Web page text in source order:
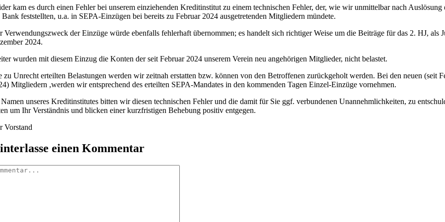
kam es durch einen Fehler bei unserem einziehenden Kreditinstitut zu einem technischen Fehler, der, wie wir unmittelbar nach Auslösung
Bank feststellten, u.a. in SEPA-Einzügen bei bereits zu Februar 2024 ausgetretenden Mitgliedern mündete.
Verwendungszweck der Einzüge würde ebenfalls fehlerhaft übernommen; es handelt sich richtiger Weise um die Beiträge für das 2. HJ, als
2024.
wurden mit diesem Einzug die Konten der seit Februar 2024 unserem Verein neu angehörigen Mitglieder, nicht belastet.
zu Unrecht erteilten Belastungen werden wir zeitnah erstatten bzw. können von den Betroffenen zurückgeholt werden. Bei den neuen (seit
Mitgliedern ,werden wir entsprechend des erteilten SEPA-Mandates in den kommenden Tagen Einzel-Einzüge vornehmen.
unseres Kreditinstitutes bitten wir diesen technischen Fehler und die damit für Sie ggf. verbundenen Unannehmlichkeiten, zu
um Ihr Verständnis und blicken einer kurzfristigen Behebung positiv entgegen.
Vorstand
einen Kommentar